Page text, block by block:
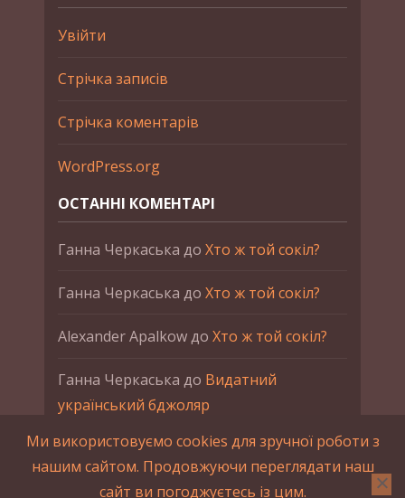
Увійти
Стрічка записів
Стрічка коментарів
WordPress.org
ОСТАННІ КОМЕНТАРІ
Ганна Черкаська до Хто ж той сокіл?
Ганна Черкаська до Хто ж той сокіл?
Alexander Apalkowдо Хто ж той сокіл?
Ганна Черкаська до Видатний
український бджоляр
Ганна ЧеркаськадоПетро Франко
Ми використовуємо cookies для зручної роботи з
нашим сайтом. Продовжуючи переглядати наш
сайт ви погоджуєтесь із цим.